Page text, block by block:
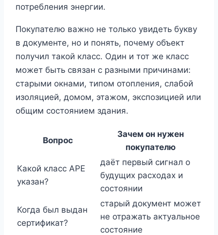
потребления энергии.
Покупателю важно не только увидеть букву
в документе, но и понять, почему объект
получил такой класс. Один и тот же класс
может быть связан с разными причинами:
старыми окнами, типом отопления, слабой
изоляцией, домом, этажом, экспозицией или
общим состоянием здания.
Вопрос
Зачем он нужен
покупателю
Какой класс APE
указан?
даёт первый сигнал о
будущих расходах и
состоянии
Когда был выдан
сертификат?
старый документ может
не отражать актуальное
состояние